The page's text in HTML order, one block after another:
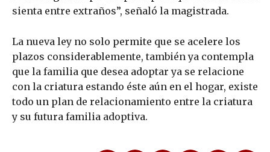
sienta entre extraños”, señaló la magistrada.
La nueva ley no solo permite que se acelere los
plazos considerablemente, también ya contempla
que la familia que desea adoptar ya se relacione
con la criatura estando éste aún en el hogar, existe
todo un plan de relacionamiento entre la criatura
y su futura familia adoptiva.